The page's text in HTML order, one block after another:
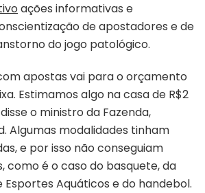
ações informativas e
de apostadores e de
do jogo patológico.
apostas vai para o orçamento
Estimamos algo na casa de R$2
o ministro da Fazenda,
Algumas modalidades tinham
e por isso não conseguiam
como é o caso do basquete, da
Aquáticos e do handebol.